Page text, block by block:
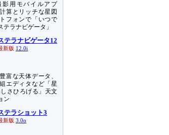
影用モバイルアプ
算とリッチな星図
フォンで「いつで
テラナビゲータ」
テラナビゲータ12
新版 12.0i
富な天体データ、
エディタなど「星
さひろげる」天文
ン
テラショット3
新版 3.0o